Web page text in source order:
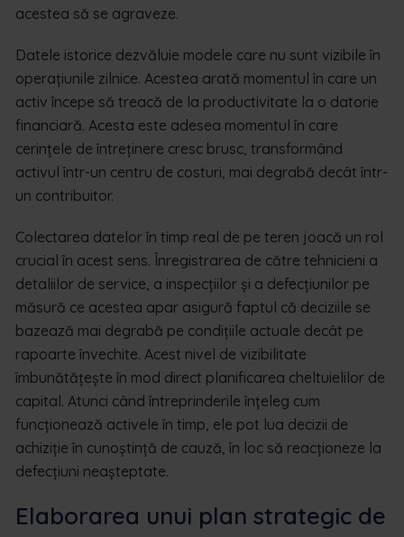
acestea să se agraveze.
Datele istorice dezvăluie modele care nu sunt vizibile în
operațiunile zilnice. Acestea arată momentul în care un
activ începe să treacă de la productivitate la o datorie
financiară. Acesta este adesea momentul în care
cerințele de întreținere cresc brusc, transformând
activul într-un centru de costuri, mai degrabă decât într-
un contribuitor.
Colectarea datelor în timp real de pe teren joacă un rol
crucial în acest sens. Înregistrarea de către tehnicieni a
detaliilor de service, a inspecțiilor și a defecțiunilor pe
măsură ce acestea apar asigură faptul că deciziile se
bazează mai degrabă pe condițiile actuale decât pe
rapoarte învechite. Acest nivel de vizibilitate
îmbunătățește în mod direct planificarea cheltuielilor de
capital. Atunci când întreprinderile înțeleg cum
funcționează activele în timp, ele pot lua decizii de
achiziție în cunoștință de cauză, în loc să reacționeze la
defecțiuni neașteptate.
Elaborarea unui plan strategic de